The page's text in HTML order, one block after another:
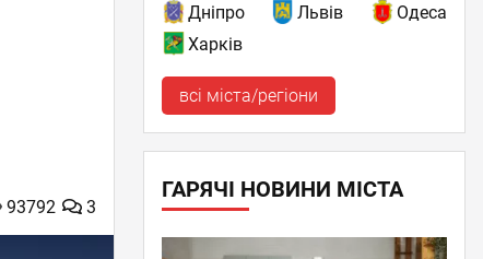
3
93792
Дніпро Львів
Одеса
Харків
всі міста/регіони
ГАРЯЧІ НОВИНИ МІСТА